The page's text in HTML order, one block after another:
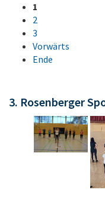
1
2
3
Vorwärts
Ende
3. Rosenberger